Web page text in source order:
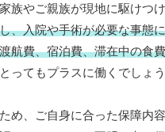
族やご親族が現地に駆けつ
、入院や手術が必要な事態
航費、宿泊費、滞在中の食
ってもプラスに働くでしょう
め、ご自身に合った保障内